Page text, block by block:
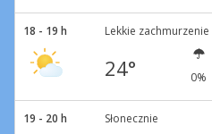
18 - 19 h Lekkie zachmurzenie
24° 0%
19 - 20 h Słonecznie